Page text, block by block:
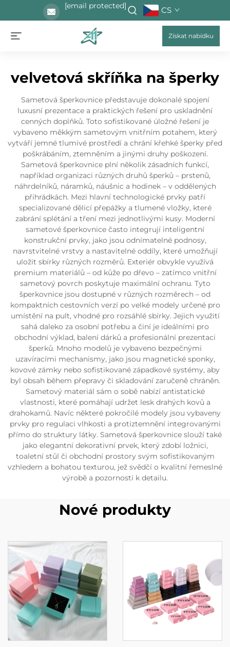
[email protected] CS
Získat nabídku
velvetová skříňka na šperky
Sametová šperkovnice představuje dokonalé spojení
luxusní prezentace a praktických řešení pro uskladnění
cenných doplňků. Toto sofistikované úložné řešení je
vybaveno měkkým sametovým vnitřním potahem, který
vytváří jemné tlumivé prostředí a chrání křehké šperky před
poškrábáním, ztemněním a jinými druhy poškození.
Sametová šperkovnice plní několik zásadních funkcí,
například organizaci různých druhů šperků – prstenů,
náhrdelníků, náramků, náušnic a hodinek – v oddělených
přihrádkách. Mezi hlavní technologické prvky patří
specializované dělicí přepážky a tlumené vložky, které
zabrání splétání a tření mezi jednotlivými kusy. Moderní
sametové šperkovnice často integrují inteligentní
konstrukční prvky, jako jsou odnímatelné podnosy,
navrstvitelné vrstvy a nastavitelné oddíly, které umožňují
uložit sbírky různých rozměrů. Exteriér obvykle využívá
premium materiálů – od kůže po dřevo – zatímco vnitřní
sametový povrch poskytuje maximální ochranu. Tyto
šperkovnice jsou dostupné v různých rozměrech – od
kompaktních cestovních verzí po velké modely určené pro
umístění na pult, vhodné pro rozsáhlé sbírky. Jejich využití
sahá daleko za osobní potřebu a činí je ideálními pro
obchodní výklad, balení dárků a profesionální prezentaci
šperků. Mnoho modelů je vybaveno bezpečnými
uzavíracími mechanismy, jako jsou magnetické sponky,
kovové zámky nebo sofistikované západkové systémy, aby
byl obsah během přepravy či skladování zaručeně chráněn.
Sametový materiál sám o sobě nabízí antistatické
vlastnosti, které pomáhají udržet lesk drahých kovů a
drahokamů. Navíc některé pokročilé modely jsou vybaveny
prvky pro regulaci vlhkosti a protiztemnění integrovanými
přímo do struktury látky. Sametová šperkovnice slouží také
jako elegantní dekorativní prvek, který zdobí ložnici,
toaletní stůl či obchodní prostory svým sofistikovaným
vzhledem a bohatou texturou, jež svědčí o kvalitní řemeslné
výrobě a pozornosti k detailu.
Nové produkty